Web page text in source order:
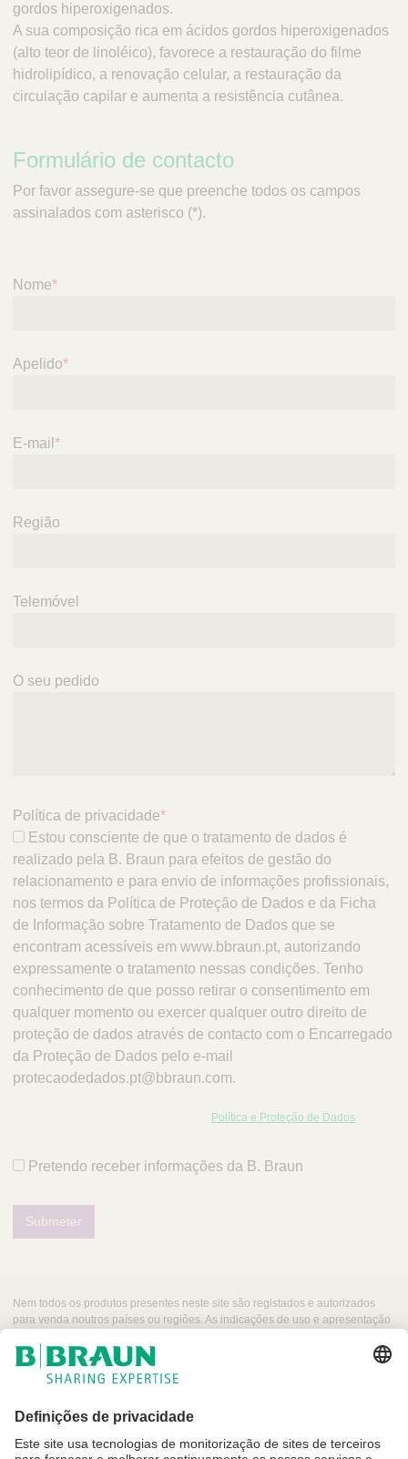
gordos hiperoxigenados.
A sua composição rica em ácidos gordos hiperoxigenados
(alto teor de linoléico), favorece a restauração do filme
hidrolipídico, a renovação celular, a restauração da
circulação capilar e aumenta a resistência cutânea.
Formulário de contacto
Por favor assegure-se que preenche todos os campos
assinalados com asterisco (*).
Nome*
Apelido*
E-mail *
Região
Telemóvel
O seu pedido
Política de privacidade*
Estou consciente de que o tratamento de dados é
realizado pela B. Braun para efeitos de gestão do
relacionamento e para envio de informações profissionais,
nos termos da Política de Proteção de Dados e da Ficha
de Informação sobre Tratamento de Dados que se
encontram acessíveis em www.bbraun.pt, autorizando
expressamente o tratamento nessas condições. Tenho
conhecimento de que posso retirar o consentimento em
qualquer momento ou exercer qualquer outro direito de
proteção de dados através de contacto com o Encarregado
da Proteção de Dados pelo e-mail
protecaodedados.pt@bbraun.com.
Política e Proteção de Dados
Pretendo receber informações da B. Braun
Submeter
Nem todos os produtos presentes neste site são registados e autorizados
para venda noutros países ou regiões. As indicações de uso e apresentação
motivo, recomendamos entrar em contacto com seu representante local para
obter informações sobre produtos e a sua disponibilidade. As imagens dos
produtos que podem aparecer na web são para referência.